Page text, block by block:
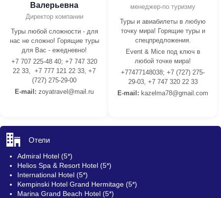
Валерьевна
Директор компании
Туры любой сложности - для
нас не сложно! Горящие туры
для Вас - ежедневно!
+7 707 225-48 40; +7 747 320
22 33, +7 777 121 22 33, +7
(727) 275-29-00
E-mail: zoyatravel@mail.ru
менеджер-по туризму
Туры и авиабилеты в любую
точку мира! Горящие туры и
спецпредложения.
Event & Mice под ключ в
любой точке мира!
+77477148038; +7 (727) 275-
29-03, +7 747 320 22 33
E-mail: kazelma78@gmail.com
Отели
Admiral Hotel (5*)
Helios Spa & Resort Hotel (5*)
International Hotel (5*)
Kempinski Hotel Grand Hermitage (5*)
Marina Grand Beach Hotel (5*)